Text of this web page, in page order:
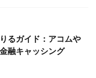
るガイド：アコムや
融キャッシング